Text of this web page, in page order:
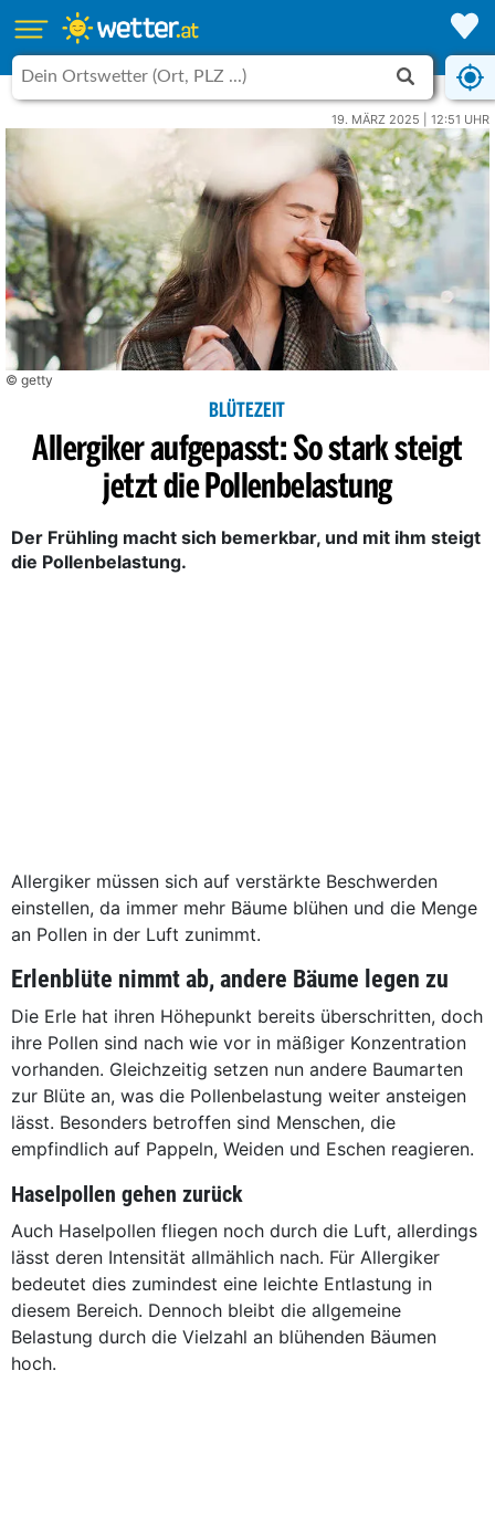
19. MÄRZ 2025 | 12:51 UHR
© getty
BLÜTEZEIT
Allergiker aufgepasst: So stark steigt
jetzt die Pollenbelastung
Der Frühling macht sich bemerkbar, und mit ihm steigt
die Pollenbelastung.
Allergiker müssen sich auf verstärkte Beschwerden
einstellen, da immer mehr Bäume blühen und die Menge
an Pollen in der Luft zunimmt.
Erlenblüte nimmt ab, andere Bäume legen zu
Die Erle hat ihren Höhepunkt bereits überschritten, doch
ihre Pollen sind nach wie vor in mäßiger Konzentration
vorhanden. Gleichzeitig setzen nun andere Baumarten
zur Blüte an, was die Pollenbelastung weiter ansteigen
lässt. Besonders betroffen sind Menschen, die
empfindlich auf Pappeln, Weiden und Eschen reagieren.
Haselpollen gehen zurück
Auch Haselpollen fliegen noch durch die Luft, allerdings
lässt deren Intensität allmählich nach. Für Allergiker
bedeutet dies zumindest eine leichte Entlastung in
diesem Bereich. Dennoch bleibt die allgemeine
Belastung durch die Vielzahl an blühenden Bäumen
hoch.